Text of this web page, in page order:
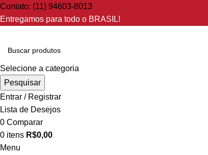
Contato: (11) 94603-8013
Entregamos para todo o BRASIL!
Selecione a categoria
Pesquisar
Entrar / Registrar
Lista de Desejos
0 Comparar
0 itens R$0,00
Menu